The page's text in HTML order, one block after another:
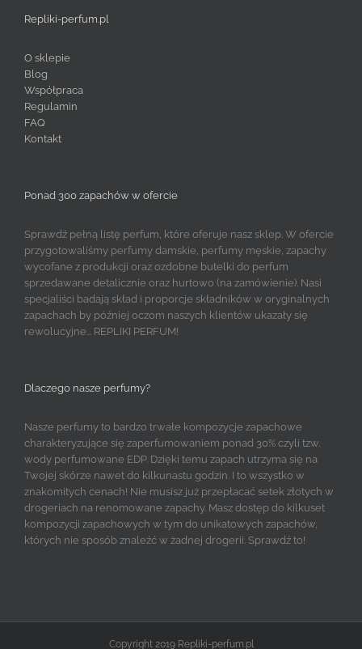
Repliki-perfum.pl
O sklepie
Blog
Współpraca
Regulamin
FAQ
Kontakt
Ponad 300 zapachów w ofercie
Sprawdź pełną listę perfum, które oferuje nasz sklep. W ofercie
przygotowaliśmy perfumy damskie, perfumy męskie, zapachy
wycofane z produkcji oraz ozdobne butelki do perfum
sprzedawane detalicznie oraz hurtowo (na zamówienie). Nasi
specjaliści badają skład i proporcje składników w oryginalnych
zapachach by później oczom naszych klientów ukazały się
rewolucyjne... REPLIKI PERFUM!
Dlaczego nasze perfumy?
Nasze perfumy to bardzo trwałe kompozycje zapachowe
charakteryzujące się zaperfumowaniem ponad 30% czyli tzw.
wody perfumowane EDP. Dzięki temu zapach utrzyma się na
Twojej skórze nawet do kilkunastu godzin. I to wszystko w
znakomitych cenach! Nie musisz już przepłacać setek złotych w
drogeriach na renomowane zapachy. Masz dostęp do kilkuset
kompozycji zapachowych w tym do unikatowych zapachów,
których nie sposób znaleźć w żadnej drogerii. Sprawdź to!
Copyright 2019 Repliki-perfum.pl